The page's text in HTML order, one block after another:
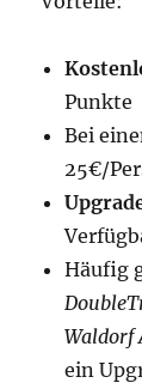
Punkte
Bei
25€/
Häufig
Waldorf
ein